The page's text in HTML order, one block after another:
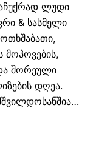
ლუდი
& სასმელი
შორეული
დღეა.